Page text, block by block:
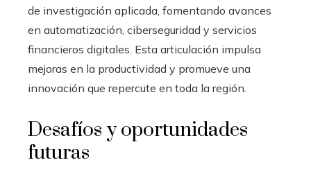
de investigación aplicada, fomentando avances
en automatización, ciberseguridad y servicios
financieros digitales. Esta articulación impulsa
mejoras en la productividad y promueve una
innovación que repercute en toda la región.
Desafíos y oportunidades
futuras